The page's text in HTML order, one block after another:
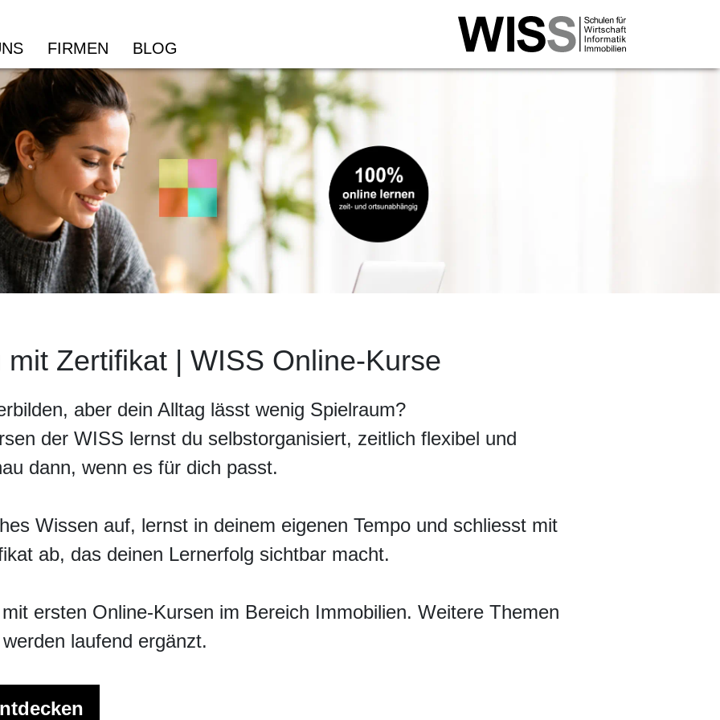
Informatik
Dipl. Informatiker/in HF
PRO-Modul – Mit Vibe Coding eine Applikation
professionell entwickeln
PRO-Modul – Netzwerkservices mit Docker und KI
bereitstellen
IT Security & Risk Management NDS HF
ICT-Platform Development Specialist mit eidg. FA
Cyber Security Specialist/in mit eidg. FA
Dipl. Wirtschaftsinformatiker/in HF
Digital Transformation NDS HF
Wirtschaftsinformatiker/in mit eidg. FA
AI Business Specialist mit eidg. FA
KI-Professional WISS ‒ Trends, Analysen &
KI-Professional WISS ‒ KI-basierte Optimierung von
Business Cases
ICT-Fachmann/-frau EFZ
Erwachsene
Informatiker/in EFZ (Applikationsentwicklung)
Informatiker/in EFZ (Plattformentwicklung)
Informatiker/in EFZ (Plattformentwicklung) für
quereinsteigende Erwachsene
Berufsmaturität Ausrichtung: Technik Architektur Life
Modulkurs Content Marketing
Modulkurs SEO
FIRMEN BLOG
Zertifikat | WISS Online-Kurse
aber dein Alltag lässt wenig Spielraum?
der WISS lernst du selbstorganisiert, zeitlich flexibel und
dann, wenn es für dich passt.
Wissen auf, lernst in deinem eigenen Tempo und schliesst mit
ab, das deinen Lernerfolg sichtbar macht.
ersten Online-Kursen im Bereich Immobilien. Weitere Themen
laufend ergänzt.